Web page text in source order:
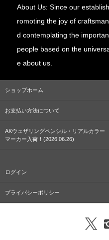
About Us: Since our
romoting the joy of
d contemplating the
people based on the
e about us.
ショップホーム
お支払い方法について
AKウェザリングペンシル・リアルカラー
マーカー入荷！(2026.06.26)
ログイン
プライバシーポリシー